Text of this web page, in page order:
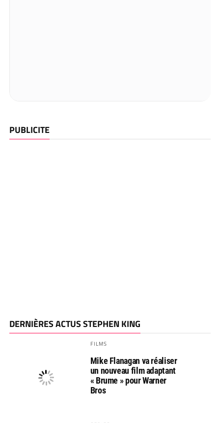
PUBLICITE
DERNIÈRES ACTUS STEPHEN KING
FILMS
Mike Flanagan va réaliser
un nouveau film adaptant
« Brume » pour Warner
Bros